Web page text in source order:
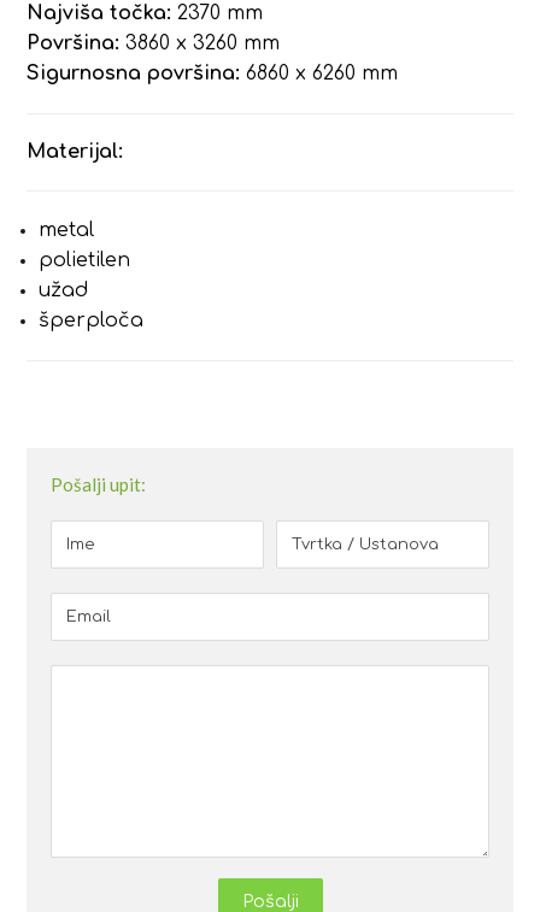
Najviša točka: 2370 mm
Površina: 3860 x 3260 mm
Sigurnosna površina: 6860 x 6260 mm
Materijal:
metal
polietilen
užad
šperploča
Pošalji upit:
Pošalji